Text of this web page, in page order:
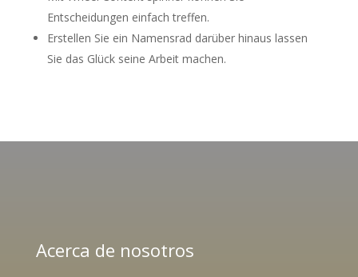
Entscheidungen einfach treffen.
Erstellen Sie ein Namensrad darüber hinaus lassen
Sie das Glück seine Arbeit machen.
Acerca de nosotros